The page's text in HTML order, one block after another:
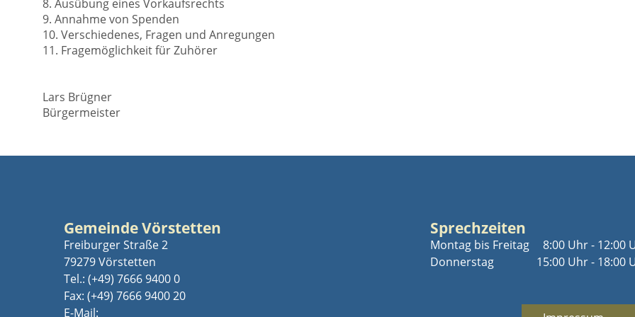
8. Ausübung eines Vorkaufsrechts
9. Annahme von Spenden
10. Verschiedenes, Fragen und Anregungen
11. Fragemöglichkeit für Zuhörer
Lars Brügner
Bürgermeister
Gemeinde Vörstetten
Freiburger Straße 2
79279 Vörstetten
Tel.: (+49) 7666 9400 0
Fax: (+49) 7666 9400 20
E-Mail:
Sprechzeiten
Montag bis Freitag
Donnerstag
8:00 Uhr - 12:00
15:00 Uhr - 18:00